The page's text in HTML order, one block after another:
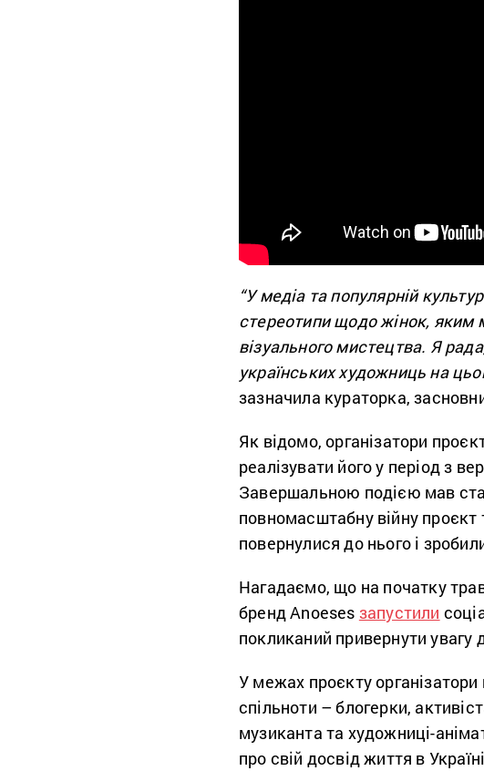
“У медіа та популярній
стереотипи щодо жінок, яким
візуального мистецтва. Я
українських художниць на
зазначила кураторка,
Як відомо, організатори
реалізувати його у період з
Завершальною подією мав
повномасштабну війну
повернулися до нього і
Нагадаємо, що на початку
бренд Anoeses запустили
покликаний привернути увагу
У межах проєкту
спільноти – блогерки,
музиканта та художниці-
про свій досвід життя в